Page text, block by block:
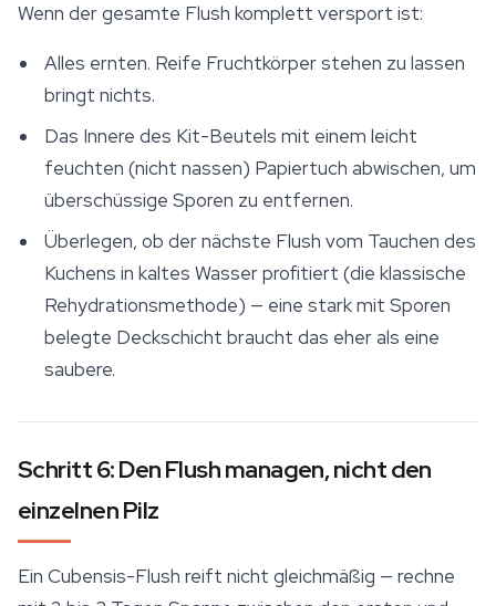
Wenn der gesamte Flush komplett versport ist:
Alles ernten. Reife Fruchtkörper stehen zu lassen
bringt nichts.
Das Innere des Kit-Beutels mit einem leicht
feuchten (nicht nassen) Papiertuch abwischen, um
überschüssige Sporen zu entfernen.
Überlegen, ob der nächste Flush vom Tauchen des
Kuchens in kaltes Wasser profitiert (die klassische
Rehydrationsmethode) — eine stark mit Sporen
belegte Deckschicht braucht das eher als eine
saubere.
Schritt 6: Den Flush managen, nicht den
einzelnen Pilz
Ein Cubensis-Flush reift nicht gleichmäßig — rechne